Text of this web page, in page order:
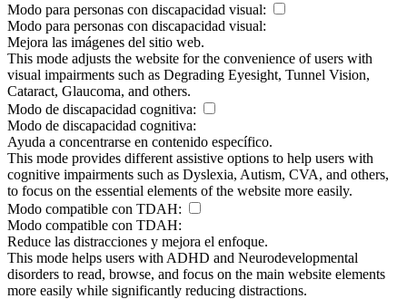
Modo para personas con discapacidad visual:
Modo para personas con discapacidad visual:
Mejora las imágenes del sitio web.
This mode adjusts the website for the convenience of users with
visual impairments such as Degrading Eyesight, Tunnel Vision,
Cataract, Glaucoma, and others.
Modo de discapacidad cognitiva:
Modo de discapacidad cognitiva:
Ayuda a concentrarse en contenido específico.
This mode provides different assistive options to help users with
cognitive impairments such as Dyslexia, Autism, CVA, and others,
to focus on the essential elements of the website more easily.
Modo compatible con TDAH:
Modo compatible con TDAH:
Reduce las distracciones y mejora el enfoque.
This mode helps users with ADHD and Neurodevelopmental
disorders to read, browse, and focus on the main website elements
more easily while significantly reducing distractions.